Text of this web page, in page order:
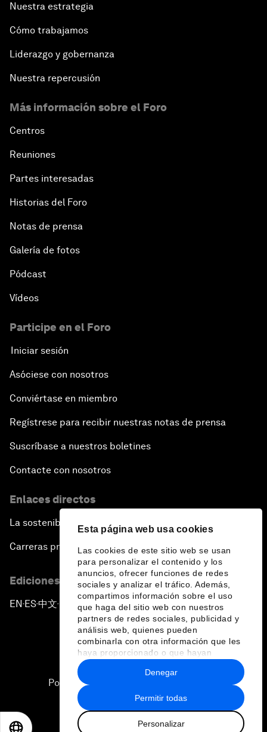
Esta página web usa cookies
Las cookies de este sitio web se usan
para personalizar el contenido y los
anuncios, ofrecer funciones de redes
sociales y analizar el tráfico. Además,
compartimos información sobre el uso
que haga del sitio web con nuestros
partners de redes sociales, publicidad y
análisis web, quienes pueden
combinarla con otra información que les
haya proporcionado o que hayan
recopilado a partir del uso que haya
hecho de sus servicios.
Permitir todas
Personalizar
Denegar
Nuestra estrategia
Cómo trabajamos
Liderazgo y gobernanza
Nuestra repercusión
Más información sobre el Foro
Centros
Reuniones
Partes interesadas
Historias del Foro
Notas de prensa
Galería de fotos
Pódcast
Vídeos
Participe en el Foro
Iniciar sesión
Asóciese con nosotros
Conviértase en miembro
Regístrese para recibir nuestras notas de prensa
Suscríbase a nuestros boletines
Contacte con nosotros
Enlaces directos
La sostenibilidad en el Foro
Carreras profesionales
Ediciones en otros idiomas
EN ▪ ES▪中文▪ 日本語
Política de privacidad y normas de uso
2026 Foro Económico Mundial